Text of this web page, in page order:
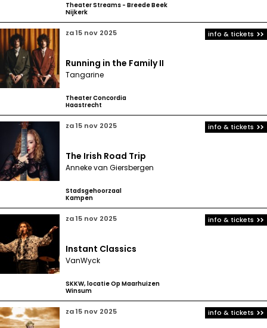
Theater Streams - Breede Beek
Nijkerk
za 15 nov 2025
Running in the Family II
Tangarine
Theater Concordia
Haastrecht
info & tickets
za 15 nov 2025
The Irish Road Trip
Anneke van Giersbergen
Stadsgehoorzaal
Kampen
info & tickets
za 15 nov 2025
Instant Classics
VanWyck
SKKW, locatie Op Maarhuizen
Winsum
info & tickets
za 15 nov 2025 info & tickets